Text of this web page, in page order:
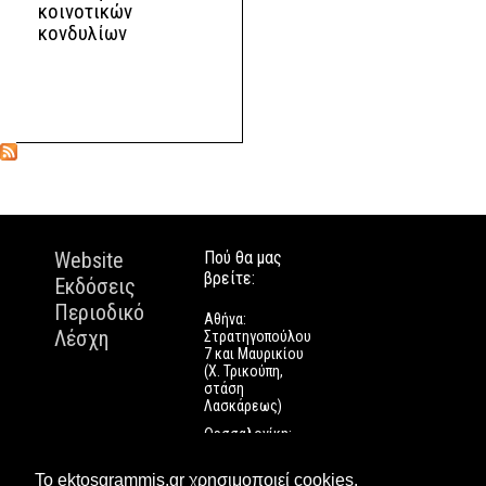
Το ektosgrammis.gr χρησιμοποιεί cookies.
κοινοτικών
κονδυλίων
Website
Εκδόσεις
Περιοδικό
Λέσχη
Πού θα μας
βρείτε:
Αθήνα:
Στρατηγοπούλου
7 και Μαυρικίου
(Χ. Τρικούπη,
στάση
Λασκάρεως)
Θεσσαλονίκη:
Πάτρα: Τριών